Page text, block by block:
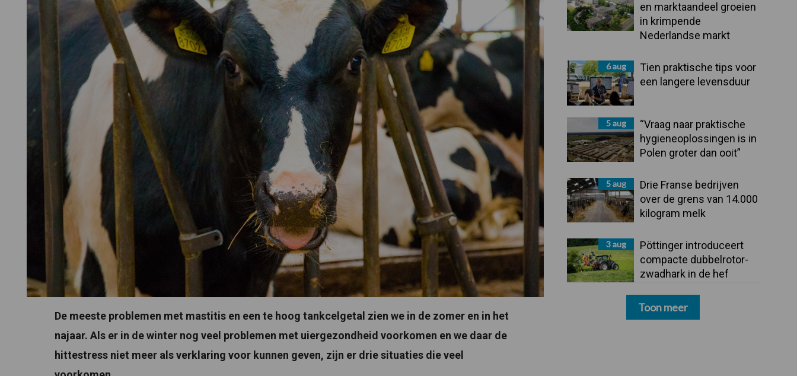
De meeste problemen met mastitis en een te hoog tankcelgetal zien we in de zomer en in het
najaar. Als er in de winter nog veel problemen met uiergezondheid voorkomen en we daar de
hittestress niet meer als verklaring voor kunnen geven, zijn er drie situaties die veel
en marktaandeel groeien
in krimpende
Nederlandse markt
6 aug
Tien praktische tips voor
een langere levensduur
5 aug
“Vraag naar praktische
hygieneoplossingen is in
Polen groter dan ooit”
5 aug
Drie Franse bedrijven
over de grens van 14.000
kilogram melk
3 aug
Pöttinger introduceert
compacte dubbelrotor-
zwadhark in de hef
Toon meer